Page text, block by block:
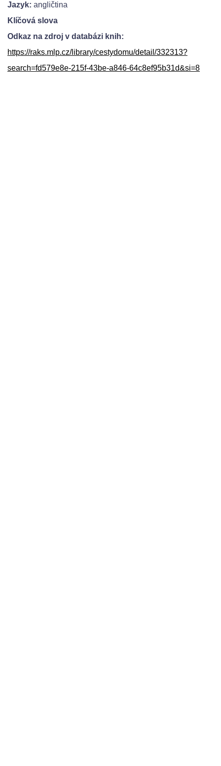
Jazyk: angličtina
Klíčová slova
Odkaz na zdroj v databázi knih:
https://raks.mlp.cz/library/cestydomu/detail/332313?
search=fd579e8e-215f-43be-a846-64c8ef95b31d&si=8